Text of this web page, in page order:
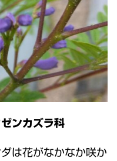
ンカズラ科
は花がなかなか咲か